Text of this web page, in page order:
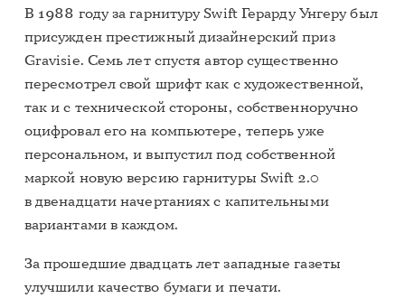
В 1988 году за гарнитуру Swift Герарду Унгеру был
присужден престижный дизайнерский приз
Gravisie. Семь лет спустя автор существенно
пересмотрел свой шрифт как с художественной,
так и с технической стороны, собственноручно
оцифровал его на компьютере, теперь уже
персональном, и выпустил под собственной
маркой новую версию гарнитуры Swift 2.0
в двенадцати начертаниях с капительными
вариантами в каждом.
За прошедшие двадцать лет западные газеты
улучшили качество бумаги и печати.